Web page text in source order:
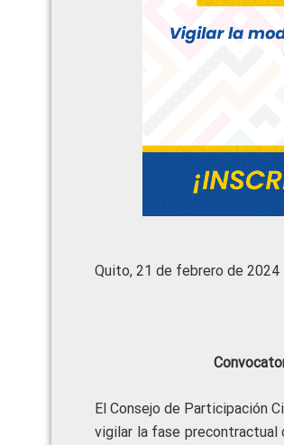
Quito, 21 de febrero de 2024
El Consejo de Participación
vigilar la fase precontractual